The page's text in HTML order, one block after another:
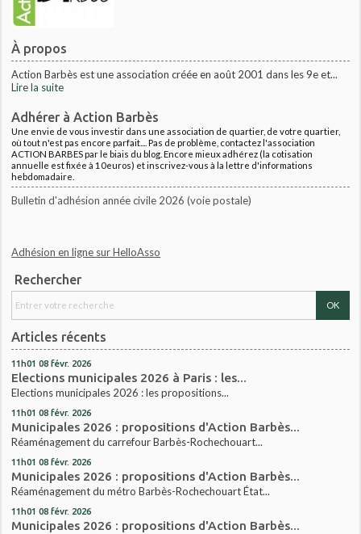
À propos
Action Barbès est une association créée en août 2001 dans les 9e et...
Lire la suite
Adhérer à Action Barbès
Une envie de vous investir dans une association de quartier, de votre quartier,
où tout n'est pas encore parfait.... Pas de problème, contactez l'association
ACTION BARBES par le biais du blog. Encore mieux adhérez (la cotisation
annuelle est fixée à 10euros) et inscrivez-vous à la lettre d'informations
hebdomadaire.
Bulletin d'adhésion année civile 2026 (voie postale)
Adhésion en ligne sur HelloAsso
Rechercher
Articles récents
11h01 08 févr. 2026
Elections municipales 2026 à Paris : les...
Elections municipales 2026 : les propositions...
11h01 08 févr. 2026
Municipales 2026 : propositions d'Action Barbès...
Réaménagement du carrefour Barbès-Rochechouart...
11h01 08 févr. 2026
Municipales 2026 : propositions d'Action Barbès...
Réaménagement du métro Barbès-Rochechouart État...
11h01 08 févr. 2026
Municipales 2026 : propositions d'Action Barbès...